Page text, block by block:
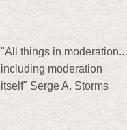
"All things in moderation...
including moderation
itself" Serge A. Storms